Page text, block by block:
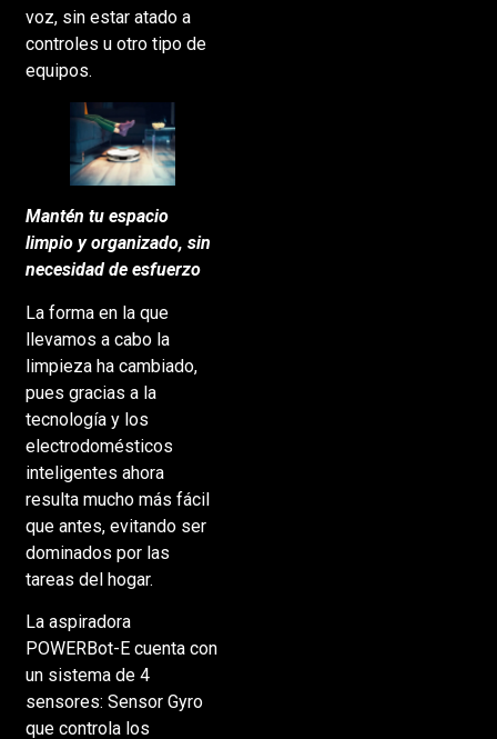
voz, sin estar atado a
controles u otro tipo de
equipos.
Mantén tu espacio
limpio y organizado, sin
necesidad de esfuerzo
La forma en la que
llevamos a cabo la
limpieza ha cambiado,
pues gracias a la
tecnología y los
electrodomésticos
inteligentes ahora
resulta mucho más fácil
que antes, evitando ser
dominados por las
tareas del hogar.
La aspiradora
POWERBot-E cuenta con
un sistema de 4
sensores: Sensor Gyro
que controla los